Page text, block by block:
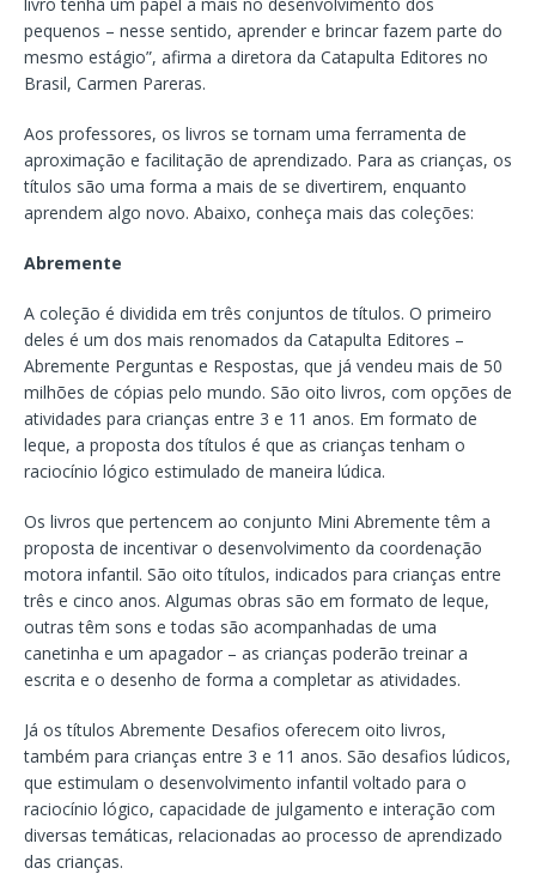
pequenos – nesse sentido, aprender e brincar fazem parte do
mesmo estágio”, afirma a diretora da Catapulta Editores no
Brasil, Carmen Pareras.
Aos professores, os livros se tornam uma ferramenta de
aproximação e facilitação de aprendizado. Para as crianças, os
títulos são uma forma a mais de se divertirem, enquanto
aprendem algo novo. Abaixo, conheça mais das coleções:
Abremente
A coleção é dividida em três conjuntos de títulos. O primeiro
deles é um dos mais renomados da Catapulta Editores –
Abremente Perguntas e Respostas, que já vendeu mais de 50
milhões de cópias pelo mundo. São oito livros, com opções de
atividades para crianças entre 3 e 11 anos. Em formato de
leque, a proposta dos títulos é que as crianças tenham o
raciocínio lógico estimulado de maneira lúdica.
Os livros que pertencem ao conjunto Mini Abremente têm a
proposta de incentivar o desenvolvimento da coordenação
motora infantil. São oito títulos, indicados para crianças entre
três e cinco anos. Algumas obras são em formato de leque,
outras têm sons e todas são acompanhadas de uma
canetinha e um apagador – as crianças poderão treinar a
escrita e o desenho de forma a completar as atividades.
Já os títulos Abremente Desafios oferecem oito livros,
também para crianças entre 3 e 11 anos. São desafios lúdicos,
que estimulam o desenvolvimento infantil voltado para o
raciocínio lógico, capacidade de julgamento e interação com
diversas temáticas, relacionadas ao processo de aprendizado
das crianças.